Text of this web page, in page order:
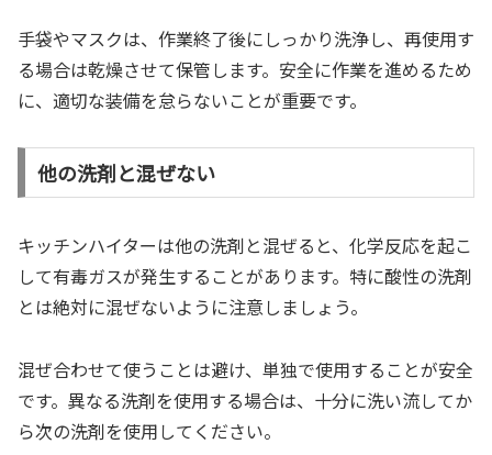
手袋やマスクは、作業終了後にしっかり洗浄し、再使用す
る場合は乾燥させて保管します。安全に作業を進めるため
に、適切な装備を怠らないことが重要です。
他の洗剤と混ぜない
キッチンハイターは他の洗剤と混ぜると、化学反応を起こ
して有毒ガスが発生することがあります。特に酸性の洗剤
とは絶対に混ぜないように注意しましょう。
混ぜ合わせて使うことは避け、単独で使用することが安全
です。異なる洗剤を使用する場合は、十分に洗い流してか
ら次の洗剤を使用してください。